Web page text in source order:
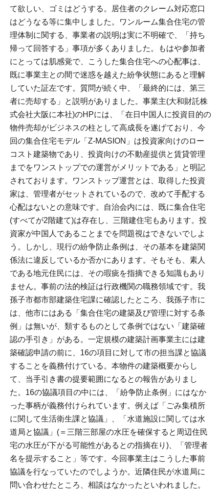
て欲しい、ゴミはどうする。居住者のクレーム対応窓口
はどうなる等に集中しました。ワンルーム集合住宅の管
理体制に関する、事業者の説明は実に不明確で、「持ち
帰って回答する」事項が多くありました。もはや参加者
にとっては肌感覚で、こうした集合住宅への心配事は、
既に事業主との間で迷惑を越えた紛争状態にあると理解
していた証左です。質問が続く中、「最終的には、第三
者に売却する」と説明がありました。事業主(大和財託株
式会社大阪に本社)のHPには、「在日中国人に投資目的の
物件売却がビジネスの柱として高成長を遂げており、今
回の集合住宅モデル「Z-MASION」は投資家向けのロー
コスト建築物であり、投資向けの不動産提供と賃貸管理
までをワンストップでの運営がメリットである」と明記
されております。ワンストップ運営とは、取得した投資
家は、管理者がセットされているので、改めて手配する
心配はないとの意味です。自治会内には、既に集合住宅
(すべてが2階建て)は存在し、三階建住宅もあります。投
資家が中国人であることまでを問題視はできないでしよ
う。しかし、現行の紛争防止条例は、その基本を建築関
係法に違反しているか否かにあります。そもそも、素人
である地元住民には、その瑕疵を指摘できる知識もあり
ません。事前の法的検証は行政機関の職務領域です。我
孫子市都市部建築住宅課に確認したところ、我孫子市に
は、他市にはある「集合住宅の建築及び管理に対する条
例」は無いが、類するものとして条例ではない「建築確
認の手引き」がある。一定規模の建築計画事業主には建
築確認申請の前に、16の項目に対して市の担当課と協議
することを義務付けている。本物件の建築概要からし
て、当手引き書の提要範囲になるとの報告がありまし
た。16の協議項目の中には、「紛争防止条例」にはなか
った事柄が義務付けられています。例えば「ごみ集積所
に関して生活衛生課と協議」、「水道施設に関しては水
道局と協議」(＝三階三部屋の水圧を確保すると周辺住民
宅の水圧が下がる可能性があるとの指摘在り)、「管理者
名を提示すること」等です。今回事業主はこうした事前
協議を行なっていたのでしようか。近隣住民が水道局に
問い合わせたところ、相談はなかったといわれました。